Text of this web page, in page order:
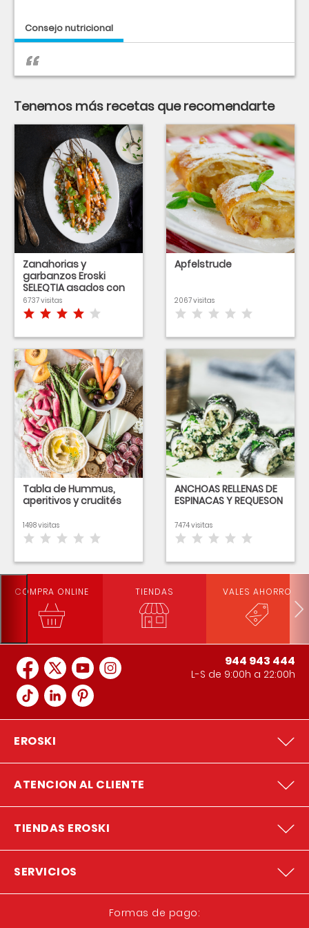
Consejo nutricional
Tenemos más recetas que recomendarte
Zanahorias y
garbanzos Eroski
SELEQTIA asados con
miel en salsa tahina
6737 visitas
Apfelstrude
2067 visitas
Tabla de Hummus,
aperitivos y crudités
1498 visitas
ANCHOAS RELLENAS DE
ESPINACAS Y REQUESON
7474 visitas
COMPRA ONLINE TIENDAS VALES AHORRO
944 943 444
L-S de 9:00h a 22:00h
EROSKI
ATENCION AL CLIENTE
TIENDAS EROSKI
SERVICIOS
Formas de pago: